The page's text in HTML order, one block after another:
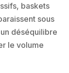
baskets
sous
déséquilibre
le volume